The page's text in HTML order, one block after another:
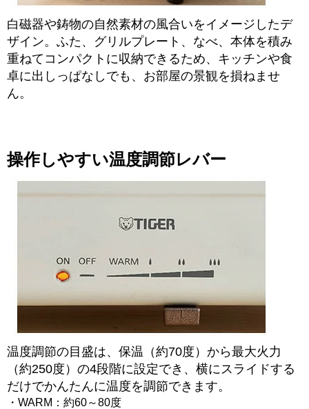
白磁器や鋳物の自然素材の風合いをイメージしたデ
ザイン。ふた、グリルプレート、なべ、本体を積み
重ねてコンパクトに収納できるため、キッチンや食
卓に出しっぱなしでも、お部屋の景観を損ねませ
ん。
操作しやすい温度調節レバー
温度調節の目盛は、保温（約70度）から最大火力
（約250度）の4段階に設定でき、横にスライドする
だけでかんたんに温度を調節できます。
・WARM：約60～80度